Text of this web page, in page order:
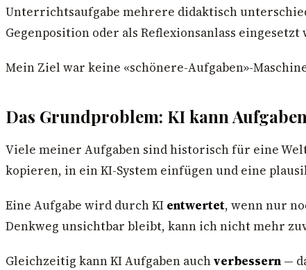
Unterrichtsaufgabe mehrere didaktisch
Gegenposition oder als Reflexionsanlass
Mein Ziel war keine «schönere-Aufgaben»-
Das Grundproblem: KI kann
Viele meiner Aufgaben sind historisch für eine
kopieren, in ein KI-System einfügen und eine
Eine Aufgabe wird durch KI entwertet, wenn nur
Denkweg unsichtbar bleibt, kann ich nicht mehr
Gleichzeitig kann KI Aufgaben auchverbessern —